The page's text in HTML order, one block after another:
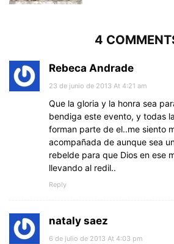
4
Rebeca Andrade
23 de junio de 2013 At 4:21 am
Que la gloria y la honra sea
bendiga este evento, y todas
forman parte de el..me siento
acompañada de aunque sea
rebelde para que Dios en ese
llevando al redil..
Reply
nataly saez
6 de julio de 2013 At 4:03 pm